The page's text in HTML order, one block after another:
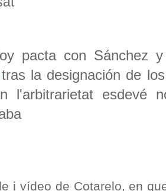
pacta con Sánchez
tras la designación de
l'arbitrarietat esdevé
i vídeo de Cotarelo, en